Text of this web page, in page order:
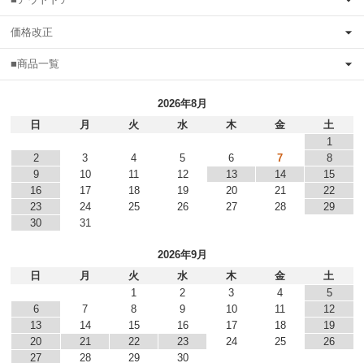
価格改正
■商品一覧
2026年8月
日
月 火 水 木 金
土
1
2
3 4 5 6 7
8
9
10 11 12 13 14
15
16
17 18 19 20 21
22
23
24 25 26 27 28
29
30
31
2026年9月
日
月 火 水 木 金
土
1
2 3 4
5
6
7 8 9 10 11
12
13
14 15 16 17 18
19
20
21 22 23 24 25
26
27
28 29 30